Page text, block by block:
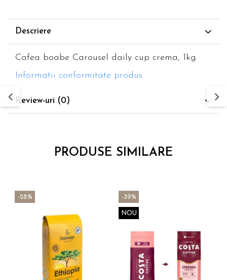
Descriere
Cafea boabe Carousel daily cup crema, 1kg
Informatii conformitate produs
Review-uri (0)
PRODUSE SIMILARE
-28% -39%
NOU